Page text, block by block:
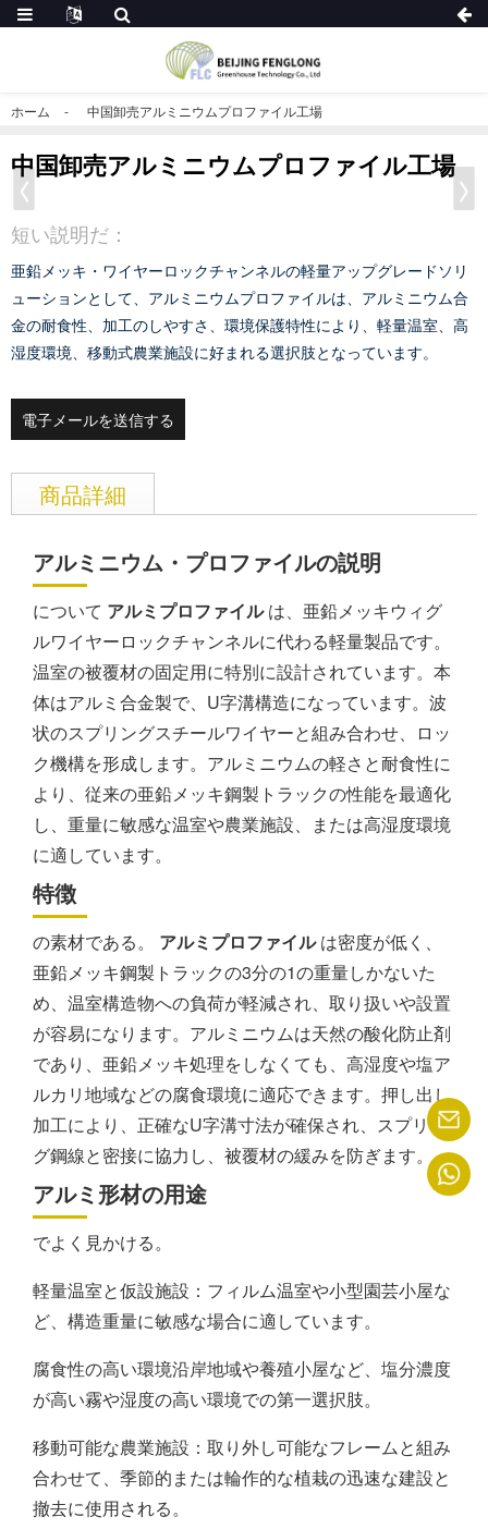
ホーム 中国卸売アルミニウムプロファイル工場
中国卸売アルミニウムプロファイル工場
短い説明だ：
亜鉛メッキ・ワイヤーロックチャンネルの軽量アップグレードソリ
ューションとして、アルミニウムプロファイルは、アルミニウム合
金の耐食性、加工のしやすさ、環境保護特性により、軽量温室、高
湿度環境、移動式農業施設に好まれる選択肢となっています。
電子メールを送信する
商品詳細
アルミニウム・プロファイルの説明
について アルミプロファイルは、亜鉛メッキウィグ
ルワイヤーロックチャンネルに代わる軽量製品です。
温室の被覆材の固定用に特別に設計されています。本
体はアルミ合金製で、U字溝構造になっています。波
状のスプリングスチールワイヤーと組み合わせ、ロッ
ク機構を形成します。アルミニウムの軽さと耐食性に
より、従来の亜鉛メッキ鋼製トラックの性能を最適化
し、重量に敏感な温室や農業施設、または高湿度環境
に適しています。
特徴
の素材である。 アルミプロファイルは密度が低く、
亜鉛メッキ鋼製トラックの3分の1の重量しかないた
め、温室構造物への負荷が軽減され、取り扱いや設置
が容易になります。アルミニウムは天然の酸化防止剤
であり、亜鉛メッキ処理をしなくても、高湿度や塩ア
ルカリ地域などの腐食環境に適応できます。押し出し
加工により、正確なU字溝寸法が確保され、スプリン
グ鋼線と密接に協力し、被覆材の緩みを防ぎます。
アルミ形材の用途
でよく見かける。
軽量温室と仮設施設：フィルム温室や小型園芸小屋な
ど、構造重量に敏感な場合に適しています。
腐食性の高い環境沿岸地域や養殖小屋など、塩分濃度
が高い霧や湿度の高い環境での第一選択肢。
移動可能な農業施設：取り外し可能なフレームと組み
合わせて、季節的または輪作的な植栽の迅速な建設と
撤去に使用される。